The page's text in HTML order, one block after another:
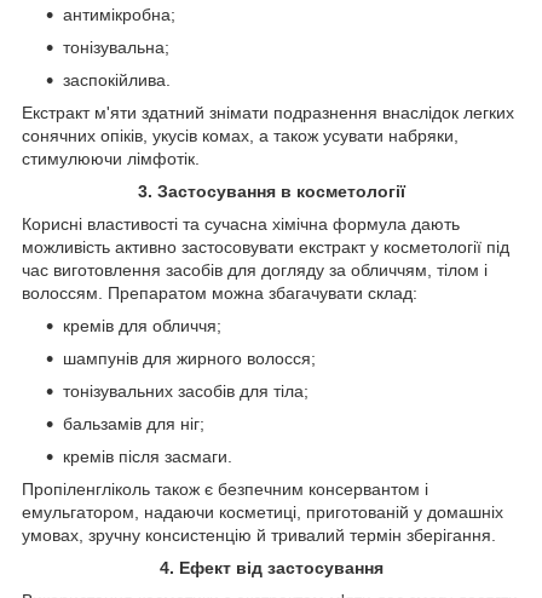
антимікробна;
тонізувальна;
заспокійлива.
Екстракт м'яти здатний знімати подразнення внаслідок легких
сонячних опіків, укусів комах, а також усувати набряки,
стимулюючи лімфотік.
3. Застосування в косметології
Корисні властивості та сучасна хімічна формула дають
можливість активно застосовувати екстракт у косметології під
час виготовлення засобів для догляду за обличчям, тілом і
волоссям. Препаратом можна збагачувати склад:
кремів для обличчя;
шампунів для жирного волосся;
тонізувальних засобів для тіла;
бальзамів для ніг;
кремів після засмаги.
Пропіленгліколь також є безпечним консервантом і
емульгатором, надаючи косметиці, приготованій у домашніх
умовах, зручну консистенцію й тривалий термін зберігання.
4. Ефект від застосування